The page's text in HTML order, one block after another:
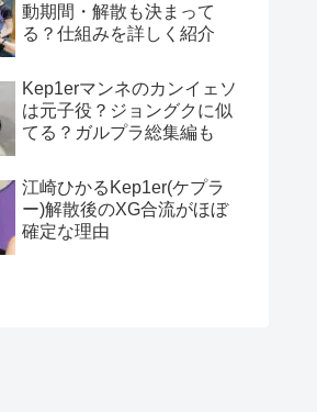
動期間・解散も決まって
る？仕組みを詳しく紹介
Kep1erマンネのカンイェソ
は元子役？ジョングクに似
てる？ガルプラ総集編も
江崎ひかるKep1er(ケプラ
ー)解散後のXG合流がほぼ
確定な理由